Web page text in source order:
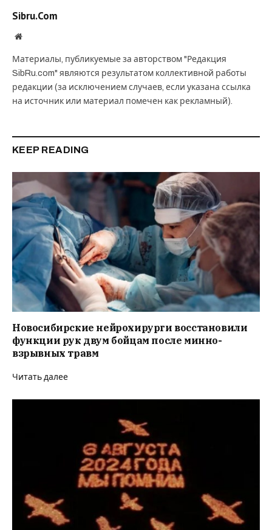
Sibru.Com
Website
Материалы, публикуемые за авторством "Редакция
SibRu.com" являются результатом коллективной работы
редакции (за исключением случаев, если указана ссылка
на источник или материал помечен как рекламный).
KEEP READING
Новосибирские нейрохирурги восстановили
функции рук двум бойцам после минно-
взрывных травм
Читать далее